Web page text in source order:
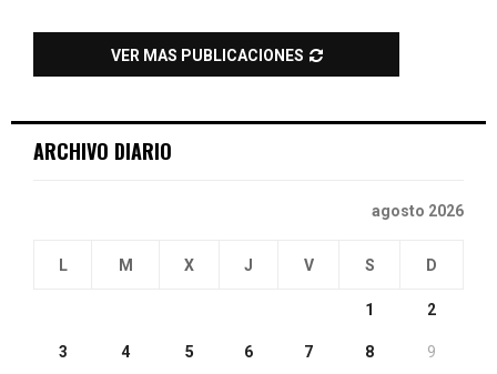
VER MAS PUBLICACIONES
ARCHIVO DIARIO
agosto 2026
L M X J V S D
1 2
3 4 5 6 7 8 9